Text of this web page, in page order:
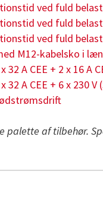
ved fuld
ved fuld
ved fuld
M12-kabelsko i
A CEE + 2 x 16 A
32 A CEE + 6 x 230 V
palette af tilbehør.